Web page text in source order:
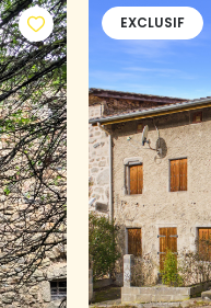
EXCLUSIF